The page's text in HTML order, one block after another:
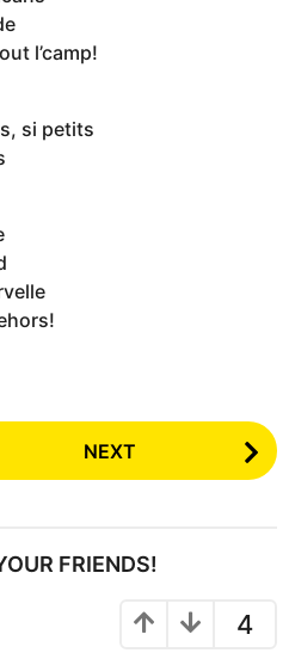
l’camp!
si petits
NEXT
FRIENDS!
4